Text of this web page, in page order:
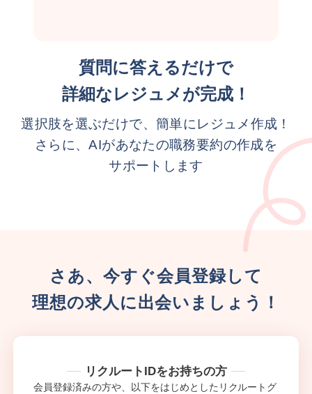
質問に答えるだけで
詳細なレジュメが完成！
選択肢を選ぶだけで、簡単にレジュメ作成！
さらに、AIがあなたの職務要約の作成を
サポートします
さあ、今すぐ会員登録して
理想の求人に出会いましょう！
リクルートIDをお持ちの方
会員登録済みの方や、以下をはじめとしたリクルートグ